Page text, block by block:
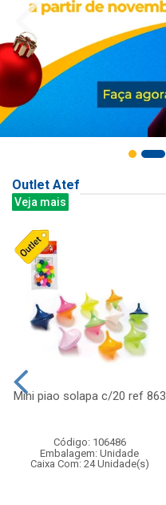
Outlet Atef
Veja mais
Mini piao solapa c/20 ref 863
Código: 106486
Embalagem: Unidade
Caixa Com: 24 Unidade(s)